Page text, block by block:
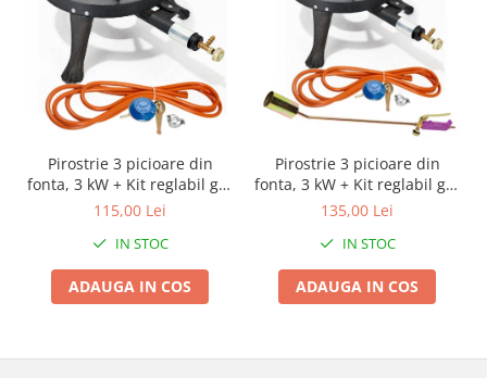
Lampi solare
Lanterne
Lumina de crestere pentru plante
Proiectoare & lampi de lucru
Veioze si Lampi
Cantarire
Cantare comerciale
Cantare Corporale
Aparate de spalat cu presiune si
accesorii
Accesorii aparatele de spalat cu
Aparate de spalat cu presiune
Pirostrie 3 picioare din
fonta, 3 kW + Kit reglabil gpl
RH-10 + Tub flex 2M+2
115,00 Lei
IN STOC
ADAUGA IN COS
Pirostrie 3 picioare din
fonta, 3 kW + Kit reglabil gpl
RH-10 + Tub flex 2M+2
135,00 Lei
IN STOC
ADAUGA IN COS